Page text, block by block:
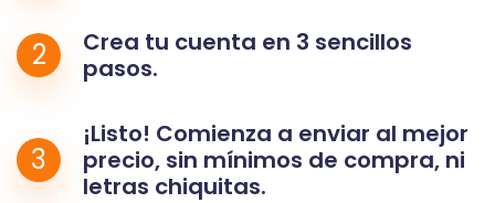
2
Crea tu cuenta en 3 sencillos
pasos.
3
¡Listo! Comienza a enviar al mejor
precio, sin mínimos de compra, ni
letras chiquitas.